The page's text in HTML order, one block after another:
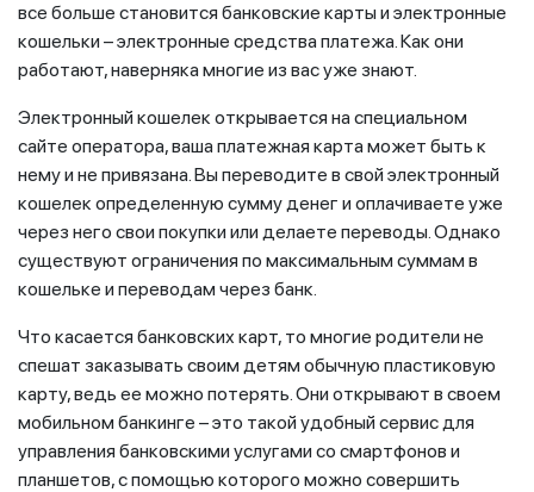
все больше становится банковские карты и электронные
кошельки – электронные средства платежа. Как они
работают, наверняка многие из вас уже знают.
Электронный кошелек открывается на специальном
сайте оператора, ваша платежная карта может быть к
нему и не привязана. Вы переводите в свой электронный
кошелек определенную сумму денег и оплачиваете уже
через него свои покупки или делаете переводы. Однако
существуют ограничения по максимальным суммам в
кошельке и переводам через банк.
Что касается банковских карт, то многие родители не
спешат заказывать своим детям обычную пластиковую
карту, ведь ее можно потерять. Они открывают в своем
мобильном банкинге – это такой удобный сервис для
управления банковскими услугами со смартфонов и
планшетов, с помощью которого можно совершить